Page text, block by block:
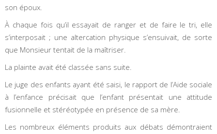
son époux.
À chaque fois qu’il essayait de ranger et de faire le tri, elle
s’interposait ; une altercation physique s’ensuivait, de sorte
que Monsieur tentait de la maîtriser.
La plainte avait été classée sans suite.
Le juge des enfants ayant été saisi, le rapport de l’Aide sociale
à l’enfance précisait que l’enfant présentait une attitude
fusionnelle et stéréotypée en présence de sa mère.
Les nombreux éléments produits aux débats démontraient